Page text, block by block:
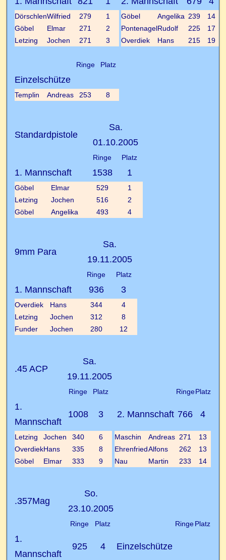
DörschlenWilfried 279 1 Göbel Angelika 239
14
Göbel
Elmar 271 2 PontenagelRudolf 225
17
Letzing
Jochen 271 3 Overdiek Hans 215 19
Ringe Platz
Einzelschütze
Templin Andreas 253 8
Standardpistole
Sa.
01.10.2005
Ringe Platz
1. Mannschaft 1538 1
Göbel Elmar 529
1
Letzing
Jochen 516
2
Göbel
Angelika 493 4
9mm Para
Sa.
19.11.2005
Ringe Platz
1. Mannschaft 936 3
Overdiek Hans 344
4
Letzing
Jochen 312
8
Funder
Jochen 280 12
.45 ACP
Sa.
19.11.2005
Ringe Platz RingePlatz
1.
Mannschaft
1008 3 2. Mannschaft 766 4
Letzing Jochen 340 6 Maschin Andreas 271
13
OverdiekHans 335 8 EhrenfriedAlfons 262
13
Göbel
Elmar 333 9 Nau Martin 233 14
.357Mag
So.
23.10.2005
Ringe Platz RingePlatz
1.
Mannschaft
925 4 Einzelschütze